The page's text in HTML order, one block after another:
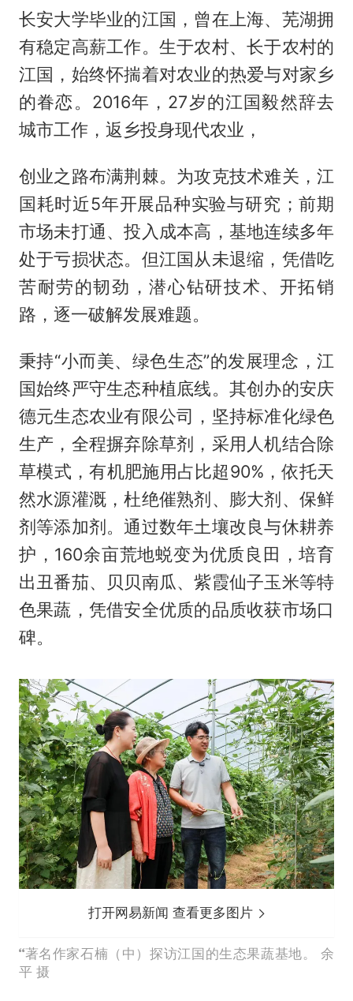
长安大学毕业的江国，曾在上海、芜湖拥
有稳定高薪工作。生于农村、长于农村的
江国，始终怀揣着对农业的热爱与对家乡
的眷恋。2016年，27岁的江国毅然辞去
城市工作，返乡投身现代农业，
创业之路布满荆棘。为攻克技术难关，江
国耗时近5年开展品种实验与研究；前期
市场未打通、投入成本高，基地连续多年
处于亏损状态。但江国从未退缩，凭借吃
苦耐劳的韧劲，潜心钻研技术、开拓销
路，逐一破解发展难题。
秉持“小而美、绿色生态”的发展理念，江
国始终严守生态种植底线。其创办的安庆
德元生态农业有限公司，坚持标准化绿色
生产，全程摒弃除草剂，采用人机结合除
草模式，有机肥施用占比超90%，依托天
然水源灌溉，杜绝催熟剂、膨大剂、保鲜
剂等添加剂。通过数年土壤改良与休耕养
护，160余亩荒地蜕变为优质良田，培育
出丑番茄、贝贝南瓜、紫霞仙子玉米等特
色果蔬，凭借安全优质的品质收获市场口
碑。
打开网易新闻 查看更多图片
著名作家石楠（中）探访江国的生态果蔬基地。 余
平 摄